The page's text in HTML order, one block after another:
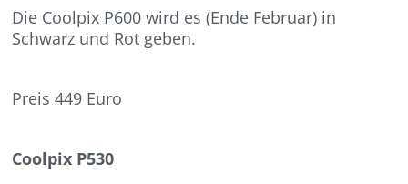
Die Coolpix P600 wird es (Ende Februar) in
Schwarz und Rot geben.
Preis 449 Euro
Coolpix P530